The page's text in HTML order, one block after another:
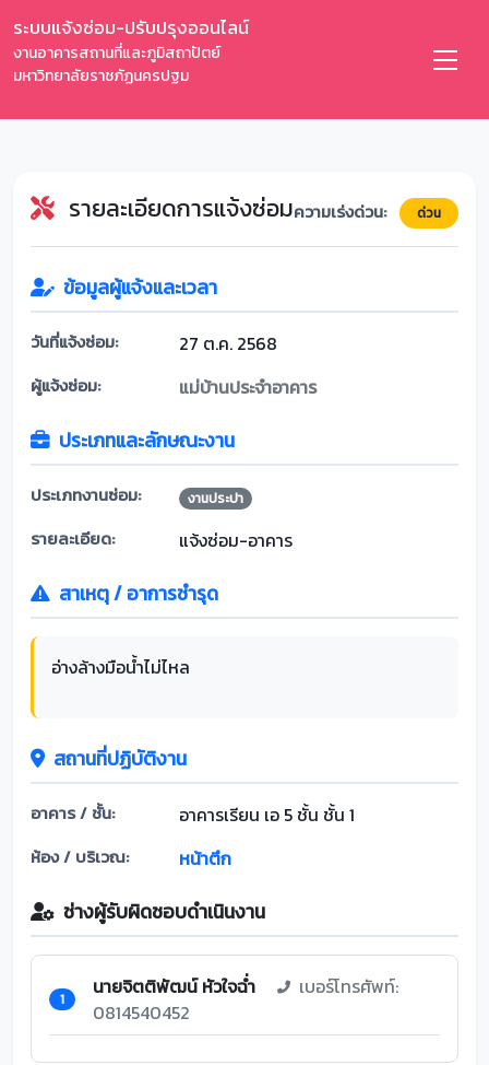
ระบบแจ้งซ่อม-ปรับปรุงออนไลน์
งานอาคารสถานที่และภูมิสถาปัตย์
มหาวิทยาลัยราชภัฏนครปฐม
รายละเอียดการแจ้งซ่อมความเร่งด่วน: ด่วน
ข้อมูลผู้แจ้งและเวลา
วันที่แจ้งซ่อม: 27 ต.ค. 2568
ผู้แจ้งซ่อม: แม่บ้านประจำอาคาร
ประเภทและลักษณะงาน
ประเภทงานซ่อม: งานประปา
รายละเอียด: แจ้งซ่อม-อาคาร
สาเหตุ / อาการชำรุด
อ่างล้างมือน้ำไม่ไหล
สถานที่ปฏิบัติงาน
อาคาร / ชั้น: อาคารเรียน เอ 5 ชั้น ชั้น 1
ห้อง / บริเวณ: หน้าตึก
ช่างผู้รับผิดชอบดำเนินงาน
1 นายจิตติพัฒน์ หัวใจฉ่ำ
เบอร์โทรศัพท์:
0814540452